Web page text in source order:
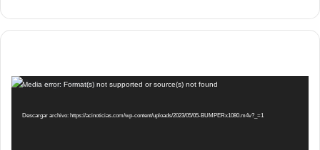
Reproductor
vídeo
Media error: Format(s) not supported or source(s) not found
Descargar archivo: https://acinoticias.com/wp-content/uploads/2023/05/05-BUMPERx1080.m4v?_=1